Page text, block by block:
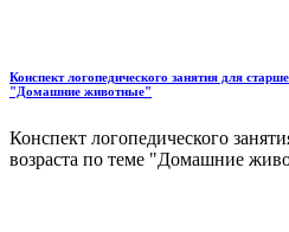
Конспект логопедического занятия для
"Домашние животные"
Конспект логопедического
возраста по теме "Домашние